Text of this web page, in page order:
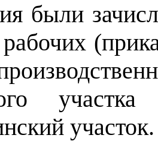
были
рабочих
участок.